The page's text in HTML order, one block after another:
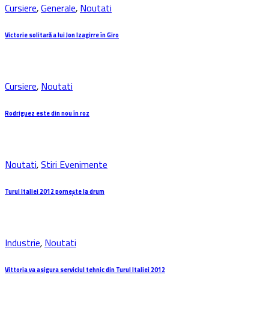
Cursiere,Generale, Noutati
Victorie solitară a lui Jon Izagirre în Giro
Cursiere, Noutati
Rodriguez este din nou în roz
Noutati,Stiri Evenimente
Turul Italiei 2012 pornește la drum
Industrie, Noutati
Vittoria va asigura serviciul tehnic din Turul Italiei 2012